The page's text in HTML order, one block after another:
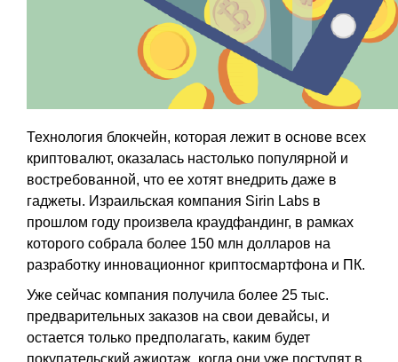
Технология блокчейн, которая лежит в основе всех
криптовалют, оказалась настолько популярной и
востребованной, что ее хотят внедрить даже в
гаджеты. Израильская компания Sirin Labs в
прошлом году произвела краудфандинг, в рамках
которого собрала более 150 млн долларов на
разработку инновационног криптосмартфона и ПК.
Уже сейчас компания получила более 25 тыс.
предварительных заказов на свои девайсы, и
остается только предполагать, каким будет
покупательский ажиотаж, когда они уже поступят в